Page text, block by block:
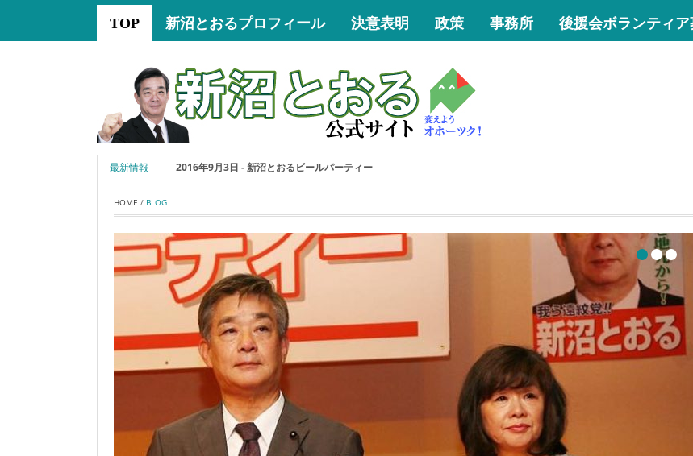
TOP 新沼とおるプロフィール 決意表明 政策 事務所 後援会ボランティア
最新情報2016年9月3日 - 新沼とおるビールパーティー
HOME / BLOG